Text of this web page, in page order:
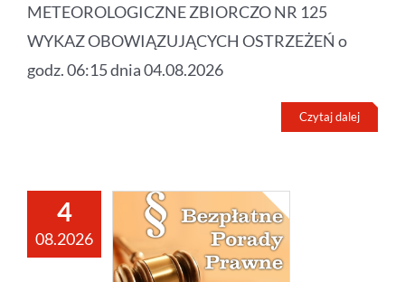
METEOROLOGICZNE ZBIORCZO NR 125
WYKAZ OBOWIĄZUJĄCYCH OSTRZEŻEŃ o
godz. 06:15 dnia 04.08.2026
Czytaj dalej
4
08.2026